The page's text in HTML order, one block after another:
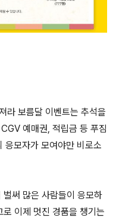
라 보름달 이벤트는 추석을
예매권, 적립금 등 푸짐
모자가 모여야만 비로소
써 많은 사람들이 응모하
이제 멋진 경품을 챙기는